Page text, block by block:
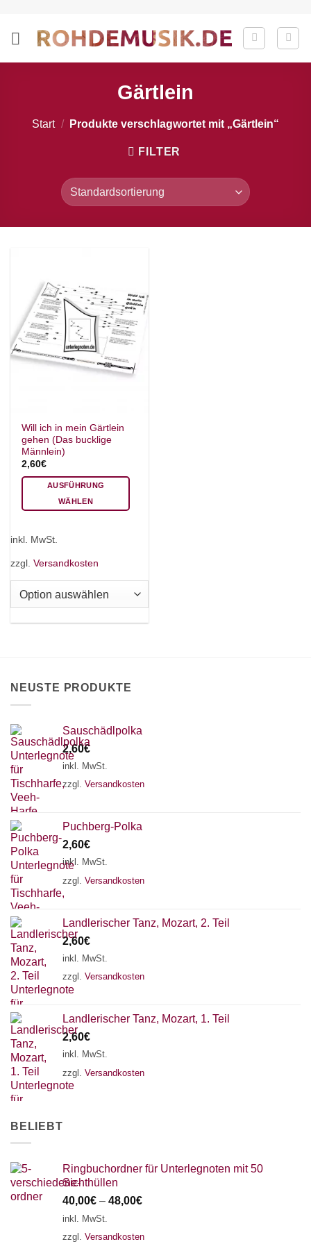
springen
Gärtlein
Start / Produkte verschlagwortet mit „Gärtlein“
FILTER
Will ich in mein Gärtlein
gehen (Das bucklige
Männlein)
2,60€
AUSFÜHRUNG
WÄHLEN
mehrere
auf.
gewählt
werden
inkl. MwSt.
zzgl. Versandkosten
NEUSTE PRODUKTE
Sauschädlpolka
2,60€
inkl. MwSt.
zzgl. Versandkosten
Puchberg-Polka
2,60€
inkl. MwSt.
zzgl. Versandkosten
Landlerischer Tanz, Mozart, 2. Teil
2,60€
inkl. MwSt.
zzgl. Versandkosten
Landlerischer Tanz, Mozart, 1. Teil
2,60€
inkl. MwSt.
zzgl. Versandkosten
BELIEBT
Ringbuchordner für Unterlegnoten mit 50
Sichthüllen
40,00€ – 48,00€
inkl. MwSt.
zzgl. Versandkosten
Chat Support
18 SAITEN